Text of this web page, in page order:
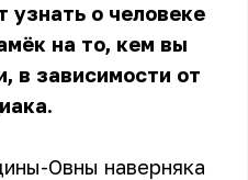
узнать о человеке
на то, кем вы
в зависимости от
Овны наверняка